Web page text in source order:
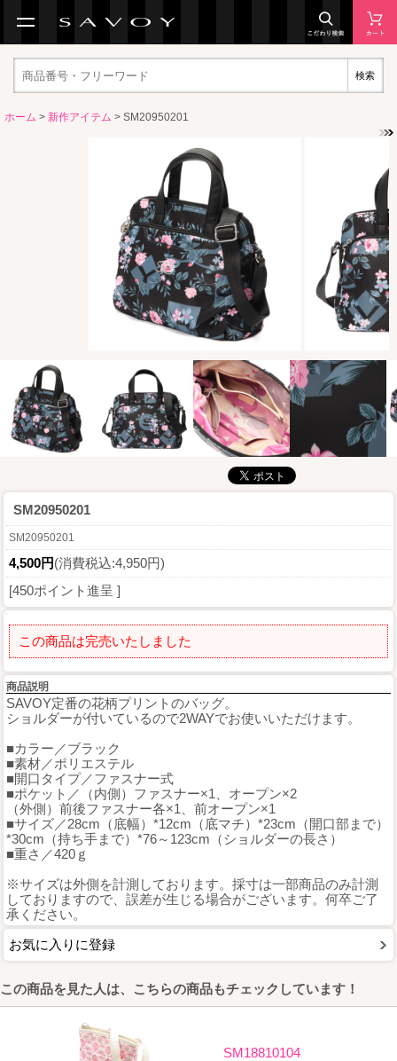
検索
ホーム > 新作アイテム > SM20950201
SM20950201
SM20950201
4,500円(消費税込:4,950円)
[450ポイント進呈 ]
この商品は完売いたしました
商品説明
SAVOY定番の花柄プリントのバッグ。
ショルダーが付いているので2WAYでお使いいただけます。
■カラー／ブラック
■素材／ポリエステル
■開口タイプ／ファスナー式
■ポケット／（内側）ファスナー×1、オープン×2
（外側）前後ファスナー各×1、前オープン×1
■サイズ／28cm（底幅）*12cm（底マチ）*23cm（開口部まで）
*30cm（持ち手まで）*76～123cm（ショルダーの長さ）
■重さ／420ｇ
※サイズは外側を計測しております。採寸は一部商品のみ計測
しておりますので、誤差が生じる場合がございます。何卒ご了
承ください。
お気に入りに登録
この商品を見た人は、こちらの商品もチェックしています！
SM18810104